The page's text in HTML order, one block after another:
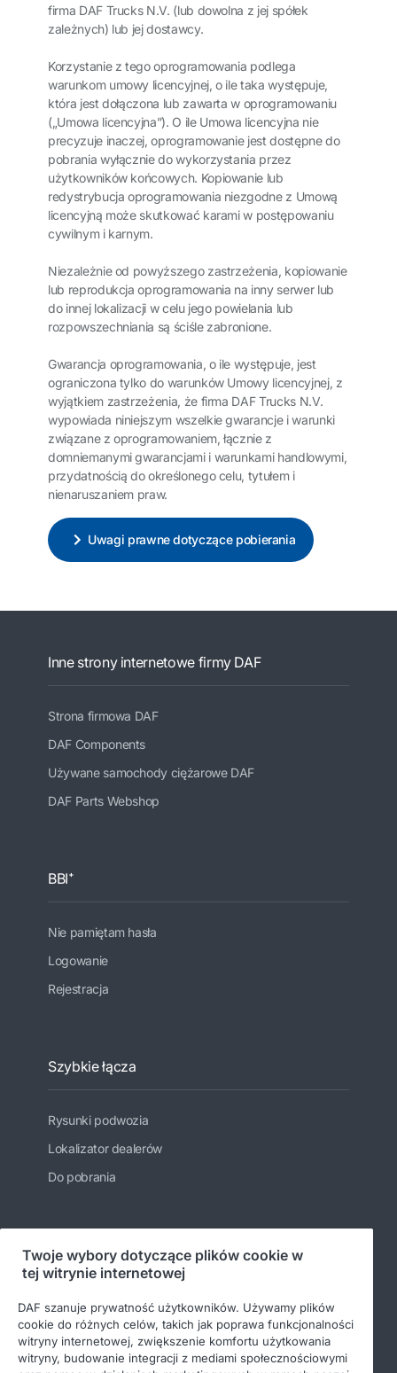
firma DAF Trucks N.V. (lub dowolna z jej spółek
zależnych) lub jej dostawcy.
Korzystanie z tego oprogramowania podlega
warunkom umowy licencyjnej, o ile taka występuje,
która jest dołączona lub zawarta w oprogramowaniu
(„Umowa licencyjna”). O ile Umowa licencyjna nie
precyzuje inaczej, oprogramowanie jest dostępne do
pobrania wyłącznie do wykorzystania przez
użytkowników końcowych. Kopiowanie lub
redystrybucja oprogramowania niezgodne z Umową
licencyjną może skutkować karami w postępowaniu
cywilnym i karnym.
Niezależnie od powyższego zastrzeżenia, kopiowanie
lub reprodukcja oprogramowania na inny serwer lub
do innej lokalizacji w celu jego powielania lub
rozpowszechniania są ściśle zabronione.
Gwarancja oprogramowania, o ile występuje, jest
ograniczona tylko do warunków Umowy licencyjnej, z
wyjątkiem zastrzeżenia, że firma DAF Trucks N.V.
wypowiada niniejszym wszelkie gwarancje i warunki
związane z oprogramowaniem, łącznie z
domniemanymi gwarancjami i warunkami handlowymi,
przydatnością do określonego celu, tytułem i
nienaruszaniem praw.
Uwagi prawne dotyczące pobierania
Inne strony internetowe firmy DAF
Strona firmowa DAF
DAF Components
Używane samochody ciężarowe DAF
DAF Parts Webshop
BBI⁺
Nie pamiętam hasła
Logowanie
Rejestracja
Szybkie łącza
Rysunki podwozia
Lokalizator dealerów
Do pobrania
Bądź na bieżąco
Twoje wybory dotyczące plików cookie w
tej witrynie internetowej
DAF szanuje prywatność użytkowników. Używamy plików
cookie do różnych celów, takich jak poprawa funkcjonalności
witryny internetowej, zwiększenie komfortu użytkowania
witryny, budowanie integracji z mediami społecznościowymi